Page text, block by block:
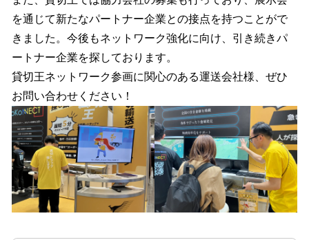
を通じて新たなパートナー企業との接点を持つことがで
きました。今後もネットワーク強化に向け、引き続きパ
ートナー企業を探しております。
貸切王ネットワーク参画に関心のある運送会社様、ぜひ
お問い合わせください！